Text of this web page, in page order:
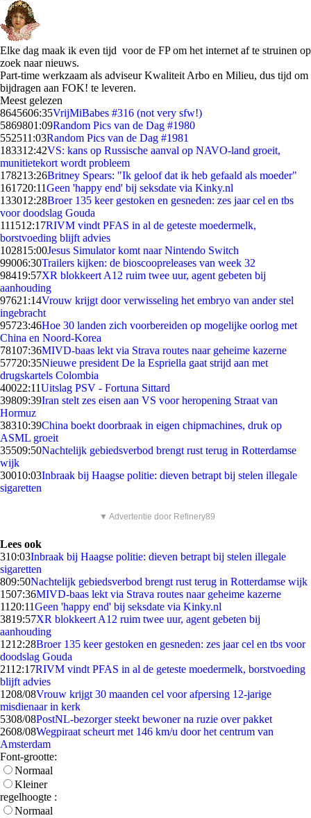
Elke dag maak ik even tijd voor de FP om het internet af te struinen op
zoek naar nieuws.
Part-time werkzaam als adviseur Kwaliteit Arbo en Milieu, dus tijd om
bijdragen aan FOK! te leveren.
Meest gelezen
8645606:35VrijMiBabes #316 (not very sfw!)
5869801:09Random Pics van de Dag #1980
552511:03Random Pics van de Dag #1981
183312:42VS: kans op Russische aanval op NAVO-land groeit,
munitietekort wordt probleem
178213:26Britney Spears: "Ik geloof dat ik heb gefaald als moeder"
161720:11Geen 'happy end' bij seksdate via Kinky.nl
133012:28Broer 135 keer gestoken en gesneden: zes jaar cel en tbs
voor doodslag Gouda
111512:17RIVM vindt PFAS in al de geteste moedermelk,
borstvoeding blijft advies
102815:00Jesus Simulator komt naar Nintendo Switch
99006:30Trailers kijken: de bioscoopreleases van week 32
98419:57XR blokkeert A12 ruim twee uur, agent gebeten bij
aanhouding
97621:14Vrouw krijgt door verwisseling het embryo van ander stel
ingebracht
95723:46Hoe 30 landen zich voorbereiden op mogelijke oorlog met
China en Noord-Korea
78107:36MIVD-baas lekt via Strava routes naar geheime kazerne
57720:35Nieuwe president De la Espriella gaat strijd aan met
drugskartels Colombia
40022:11Uitslag PSV - Fortuna Sittard
39809:39Iran stelt zes eisen aan VS voor heropening Straat van
Hormuz
38310:39China boekt doorbraak in eigen chipmachines, druk op
ASML groeit
35509:50Nachtelijk gebiedsverbod brengt rust terug in Rotterdamse
wijk
30010:03Inbraak bij Haagse politie: dieven betrapt bij stelen illegale
sigaretten
▼ Advertentie door Refinery89
Lees ook
310:03Inbraak bij Haagse politie: dieven betrapt bij stelen illegale
sigaretten
809:50Nachtelijk gebiedsverbod brengt rust terug in Rotterdamse wijk
1507:36MIVD-baas lekt via Strava routes naar geheime kazerne
11 20:11Geen 'happy end' bij seksdate via Kinky.nl
3819:57XR blokkeert A12 ruim twee uur, agent gebeten bij
aanhouding
1212:28Broer 135 keer gestoken en gesneden: zes jaar cel en tbs voor
doodslag Gouda
2112:17RIVM vindt PFAS in al de geteste moedermelk, borstvoeding
blijft advies
1208/08Vrouw krijgt 30 maanden cel voor afpersing 12-jarige
misdienaar in kerk
5308/08PostNL-bezorger steekt bewoner na ruzie over pakket
2608/08Wegpiraat scheurt met 146 km/u door het centrum van
Amsterdam
Font-grootte:
Normaal
Kleiner
regelhoogte :
Normaal